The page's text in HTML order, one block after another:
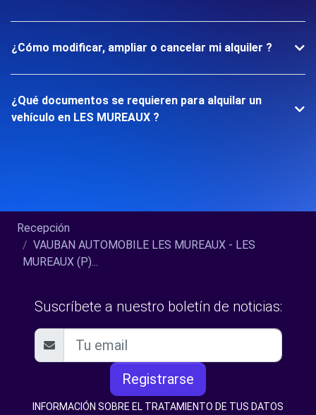
¿Cómo modificar, ampliar o cancelar mi alquiler ?
¿Qué documentos se requieren para alquilar un
vehículo en LES MUREAUX ?
Recepción
VAUBAN AUTOMOBILE LES MUREAUX - LES
MUREAUX (P)...
Suscríbete a nuestro boletín de noticias:
Registrarse
INFORMACIÓN SOBRE EL TRATAMIENTO DE TUS DATOS